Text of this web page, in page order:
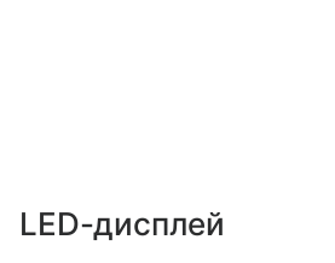
LED-дисплей